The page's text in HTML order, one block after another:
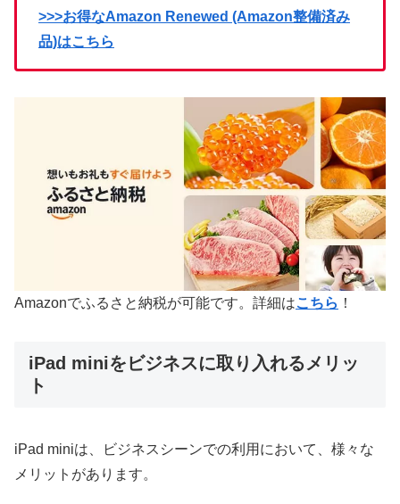
>>>お得なAmazon Renewed (Amazon整備済み
品)はこちら
Amazonでふるさと納税が可能です。詳細はこちら ！
iPad miniをビジネスに取り入れるメリッ
ト
iPad miniは、ビジネスシーンでの利用において、様々な
メリットがあります。